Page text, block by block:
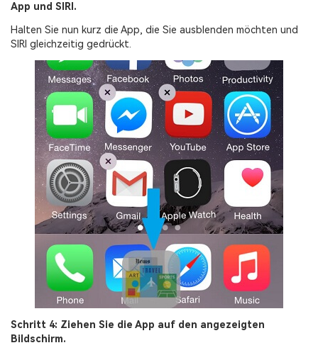
App und SIRI.
Halten Sie nun kurz die App, die Sie ausblenden möchten und
SIRI gleichzeitig gedrückt.
Schritt 4: Ziehen Sie die App auf den angezeigten
Bildschirm.